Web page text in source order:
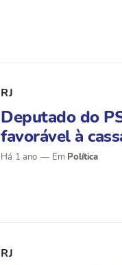
RJ
Deputado do
favorável à
Há 1 ano Política
RJ